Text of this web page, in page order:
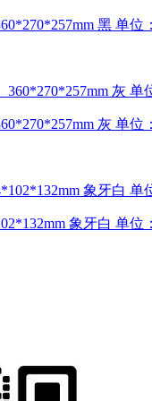
黑 单位
灰 单位
象牙白 单位